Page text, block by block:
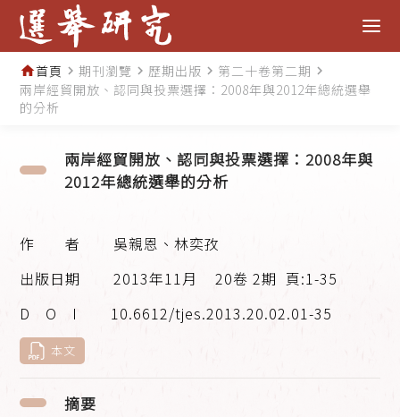
home首頁 navigate_next期刊瀏覽 navigate_next 歷期出版 navigate_next 第二十卷第二期 navigate_next
兩岸經貿開放、認同與投票選擇：2008年與2012年總統選舉
的分析
兩岸經貿開放、認同與投票選擇：2008年與
2012年總統選舉的分析
吳親恩、林奕孜
2013年11月
20卷 2期 頁:1-35
10.6612/tjes.2013.20.02.01-35
本文
摘要